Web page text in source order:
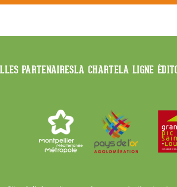
LES PARTENAIRESLA CHARTELA LIGNE